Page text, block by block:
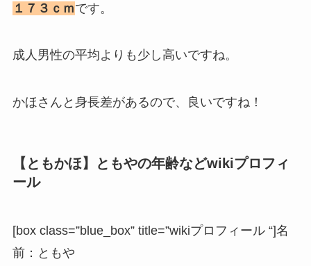
１７３ｃｍです。
成人男性の平均よりも少し高いですね。
かほさんと身長差があるので、良いですね！
【ともかほ】ともやの年齢などwikiプロフィ
ール
[box class=”blue_box” title=”wikiプロフィール “]名
前：ともや